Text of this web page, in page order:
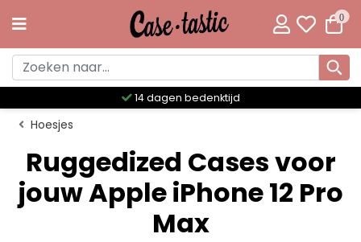
0
14 dagen bedenktijd
Hoesjes
Ruggedized Cases voor
jouw Apple iPhone 12 Pro
Max